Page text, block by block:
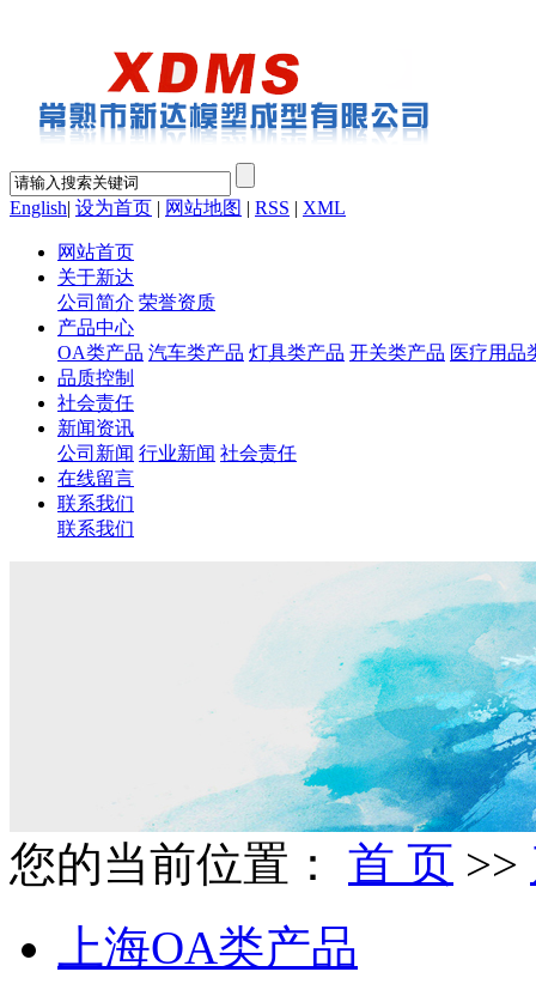
English| 设为首页 | 网站地图 | RSS | XML
网站首页
关于新达
公司简介 荣誉资质
产品中心
OA类产品 汽车类产品 灯具类产品 开关类产品 医疗用品
品质控制
社会责任
新闻资讯
公司新闻 行业新闻 社会责任
在线留言
联系我们
联系我们
您的当前位置： 首 页 >>
上海OA类产品